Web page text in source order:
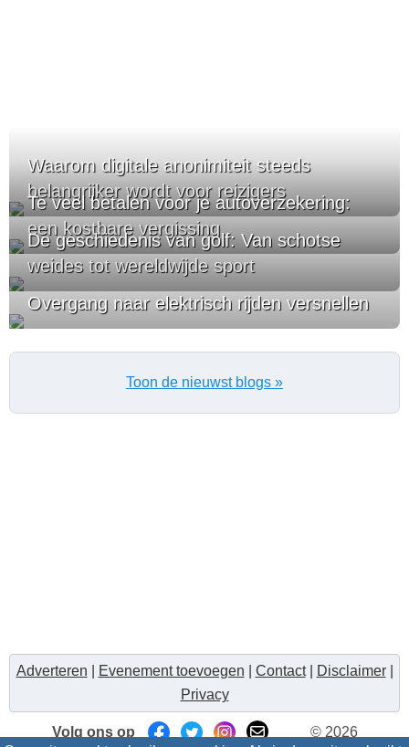
Waarom digitale anonimiteit steeds
belangrijker wordt voor reizigers
Te veel betalen voor je autoverzekering:
een kostbare vergissing
De geschiedenis van golf: Van schotse
weides tot wereldwijde sport
Overgang naar elektrisch rijden versnellen
Toon de nieuwst blogs »
Adverteren Evenement toevoegen Contact| Disclaimer|
Privacy
Volg ons op © 2026